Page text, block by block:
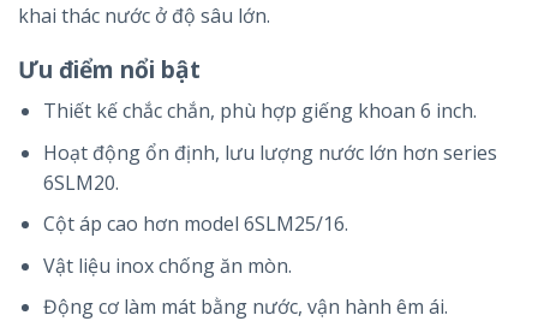
khai thác nước ở độ sâu lớn.
Ưu điểm nổi bật
Thiết kế chắc chắn, phù hợp giếng khoan 6 inch.
Hoạt động ổn định, lưu lượng nước lớn hơn series
6SLM20.
Cột áp cao hơn model 6SLM25/16.
Vật liệu inox chống ăn mòn.
Động cơ làm mát bằng nước, vận hành êm ái.